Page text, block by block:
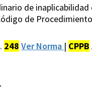
de
de
248 Ver Norma | CPPB